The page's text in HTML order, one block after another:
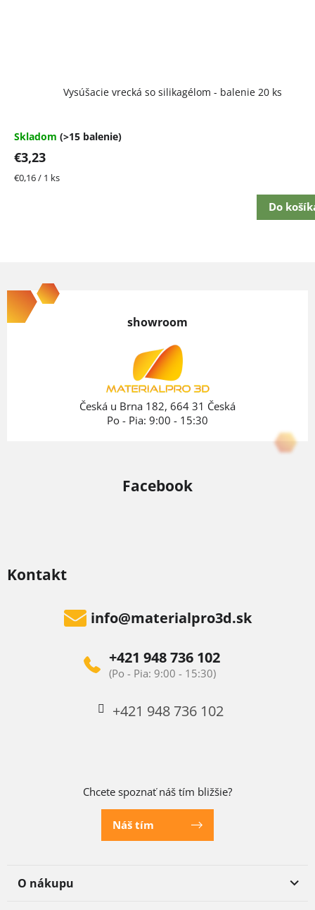
Vysúšacie vrecká so silikagélom - balenie 20 ks
Skladom (>15 balenie)
€3,23
Jednotková
€0,16 / 1 ks
Do
á
p
Kontakt
info@materialpro3d.sk
+421 948 736 102
+421 948 736 102
Chcete spoznať náš tím bližšie?
Náš tím
O nákupu
showroom
Česká u Brna 182, 664 31 Česká
Po - Pia: 9:00 - 15:30
Facebook